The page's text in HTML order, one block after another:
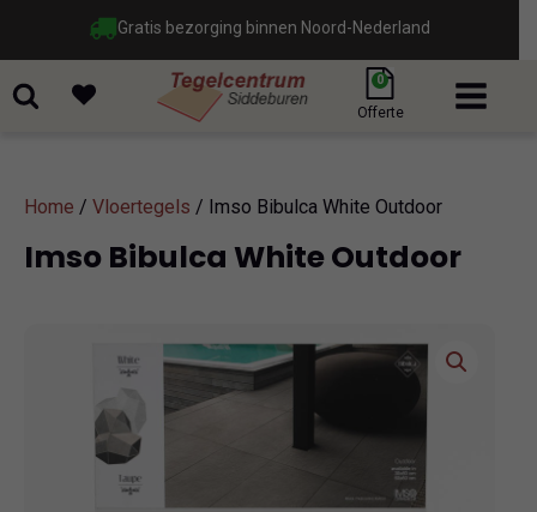
Gratis bezorging binnen Noord-Nederland
0
Offerte
Home / Vloertegels / Imso Bibulca White Outdoor
Imso Bibulca White Outdoor